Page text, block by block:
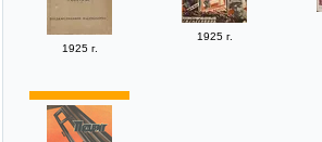
1925 г.
1925 г.